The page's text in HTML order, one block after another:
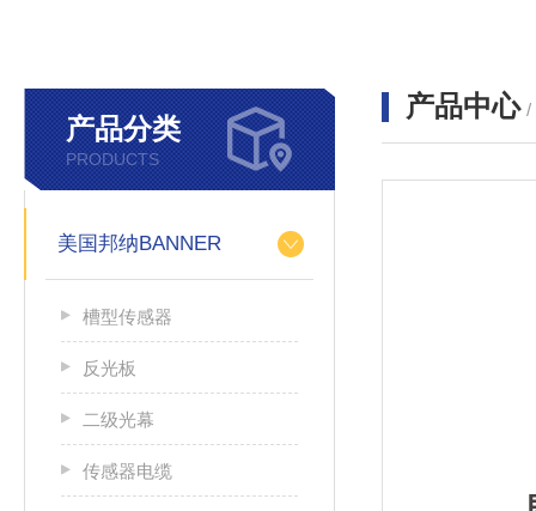
产品分类
PRODUCTS
美国邦纳BANNER
槽型传感器
反光板
二级光幕
传感器电缆
产品中心 /